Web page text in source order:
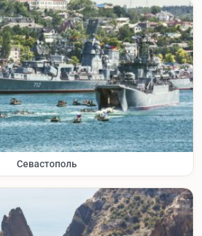
Севастополь